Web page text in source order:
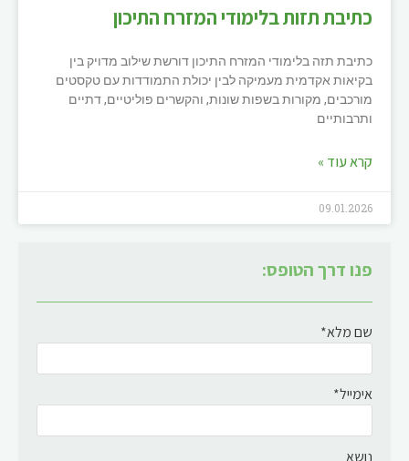
כתיבת תזות בלימודי המזרח התיכון
כתיבת תזה בלימודי המזרח התיכון דורשת שילוב מדויק בין
בקיאות אקדמית מעמיקה לבין יכולת התמודדות עם טקסטים
מורכבים, מקורות בשפות שונות, והקשרים פוליטיים, דתיים
ותרבותיים
קרא עוד »
09.01.2026
פנו דרך הטופס:
שם מלא*
אימייל*
נושא